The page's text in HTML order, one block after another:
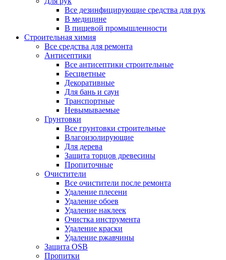
Все дезинфицирующие средства для рук
В медицине
В пищевой промышленности
Строительная химия
Все средства для ремонта
Антисептики
Все антисептики строительные
Бесцветные
Декоративные
Для бань и саун
Транспортные
Невымываемые
Грунтовки
Все грунтовки строительные
Влагоизолирующие
Для дерева
Защита торцов древесины
Пропиточные
Очистители
Все очистители после ремонта
Удаление плесени
Удаление обоев
Удаление наклеек
Очистка инструмента
Удаление краски
Удаление ржавчины
Защита OSB
Пропитки